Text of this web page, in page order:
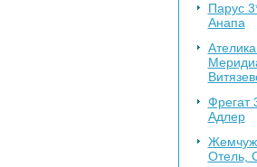
Парус
Анапа
Фрегат
Адлер
Отель,